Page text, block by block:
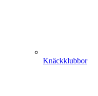
Knäckklubbor